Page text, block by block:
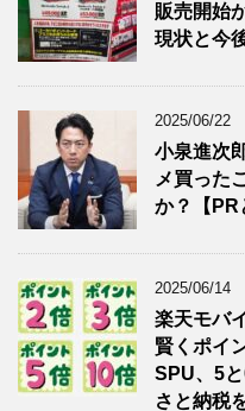
販売開始
現状と今
2025/06/22
小泉進次
メ買った
か？【PR
2025/06/14
楽天モバ
賢くポイ
SPU、5
さと納税